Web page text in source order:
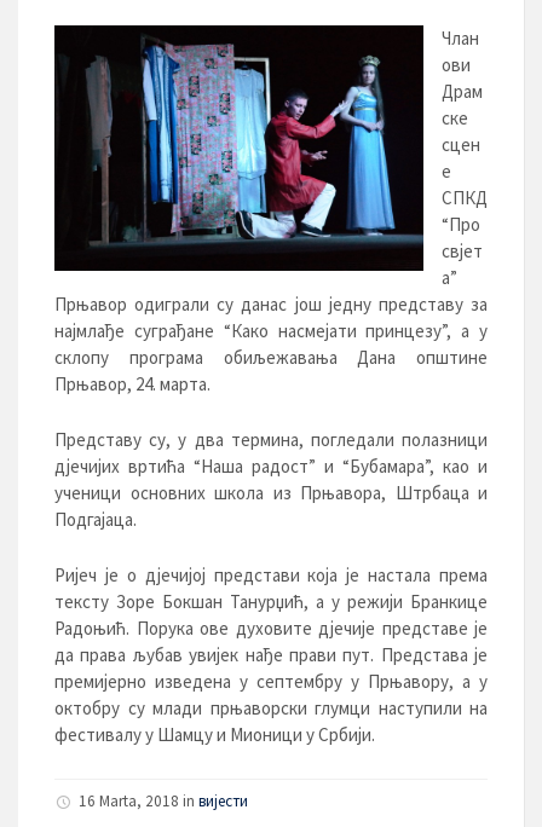
Члан
ови
Драм
ске
сцен
е
СПКД
“Про
свјет
а”
Прњавор одиграли су данас још једну представу за
најмлађе суграђане “Како насмејати принцезу”, а у
склопу програма обиљежавања Дана општине
Прњавор, 24. марта.
Представу су, у два термина, погледали полазници
дјечијих вртића “Наша радост” и “Бубамара”, као и
ученици основних школа из Прњавора, Штрбаца и
Подгајаца.
Ријеч је о дјечијој представи која је настала према
тексту Зоре Бокшан Танурџић, а у режији Бранкице
Радоњић. Порука ове духовите дјечије представе је
да права љубав увијек нађе прави пут. Представа је
премијерно изведена у септембру у Прњавору, а у
октобру су млади прњаворски глумци наступили на
фестивалу у Шамцу и Мионици у Србији.
16 Marta, 2018 in вијести